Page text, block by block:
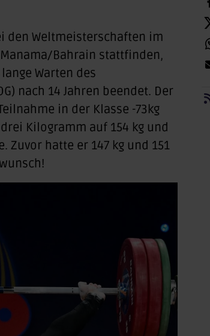
den Weltmeisterschaften im
Bahrain stattfinden,
Warten des
nach 14 Jahren beendet. Der
in der Klasse -73kg
Kilogramm auf 154 kg und
Zuvor hatte er 147 kg und 151